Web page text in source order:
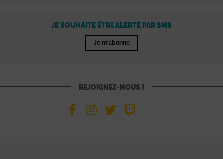
JE SOUHAITE ÊTRE ALERTÉ PAR SMS
Je m'abonne
REJOIGNEZ-NOUS !